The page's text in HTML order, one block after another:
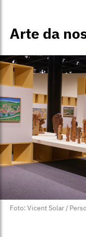
Arte da
Foto: Vicent Solar /